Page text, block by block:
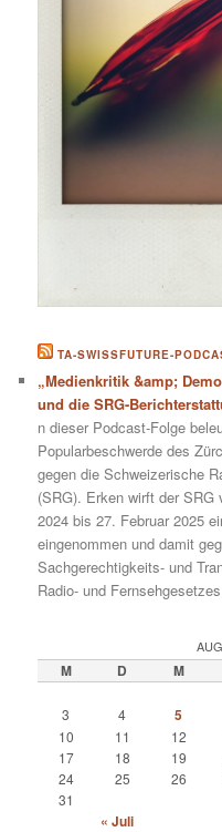
TA-SWISSFUTURE-
„Medienkritik &amp;
und die SRG-
n dieser Podcast-Folge
Popularbeschwerde des
gegen die Schweizerische
(SRG). Erken wirft der
2024 bis 27. Februar 2025
eingenommen und damit
Sachgerechtigkeits- und
Radio- und
M D M
3
4 5
10
11 12
17
18 19
24
25 26
31
« Juli